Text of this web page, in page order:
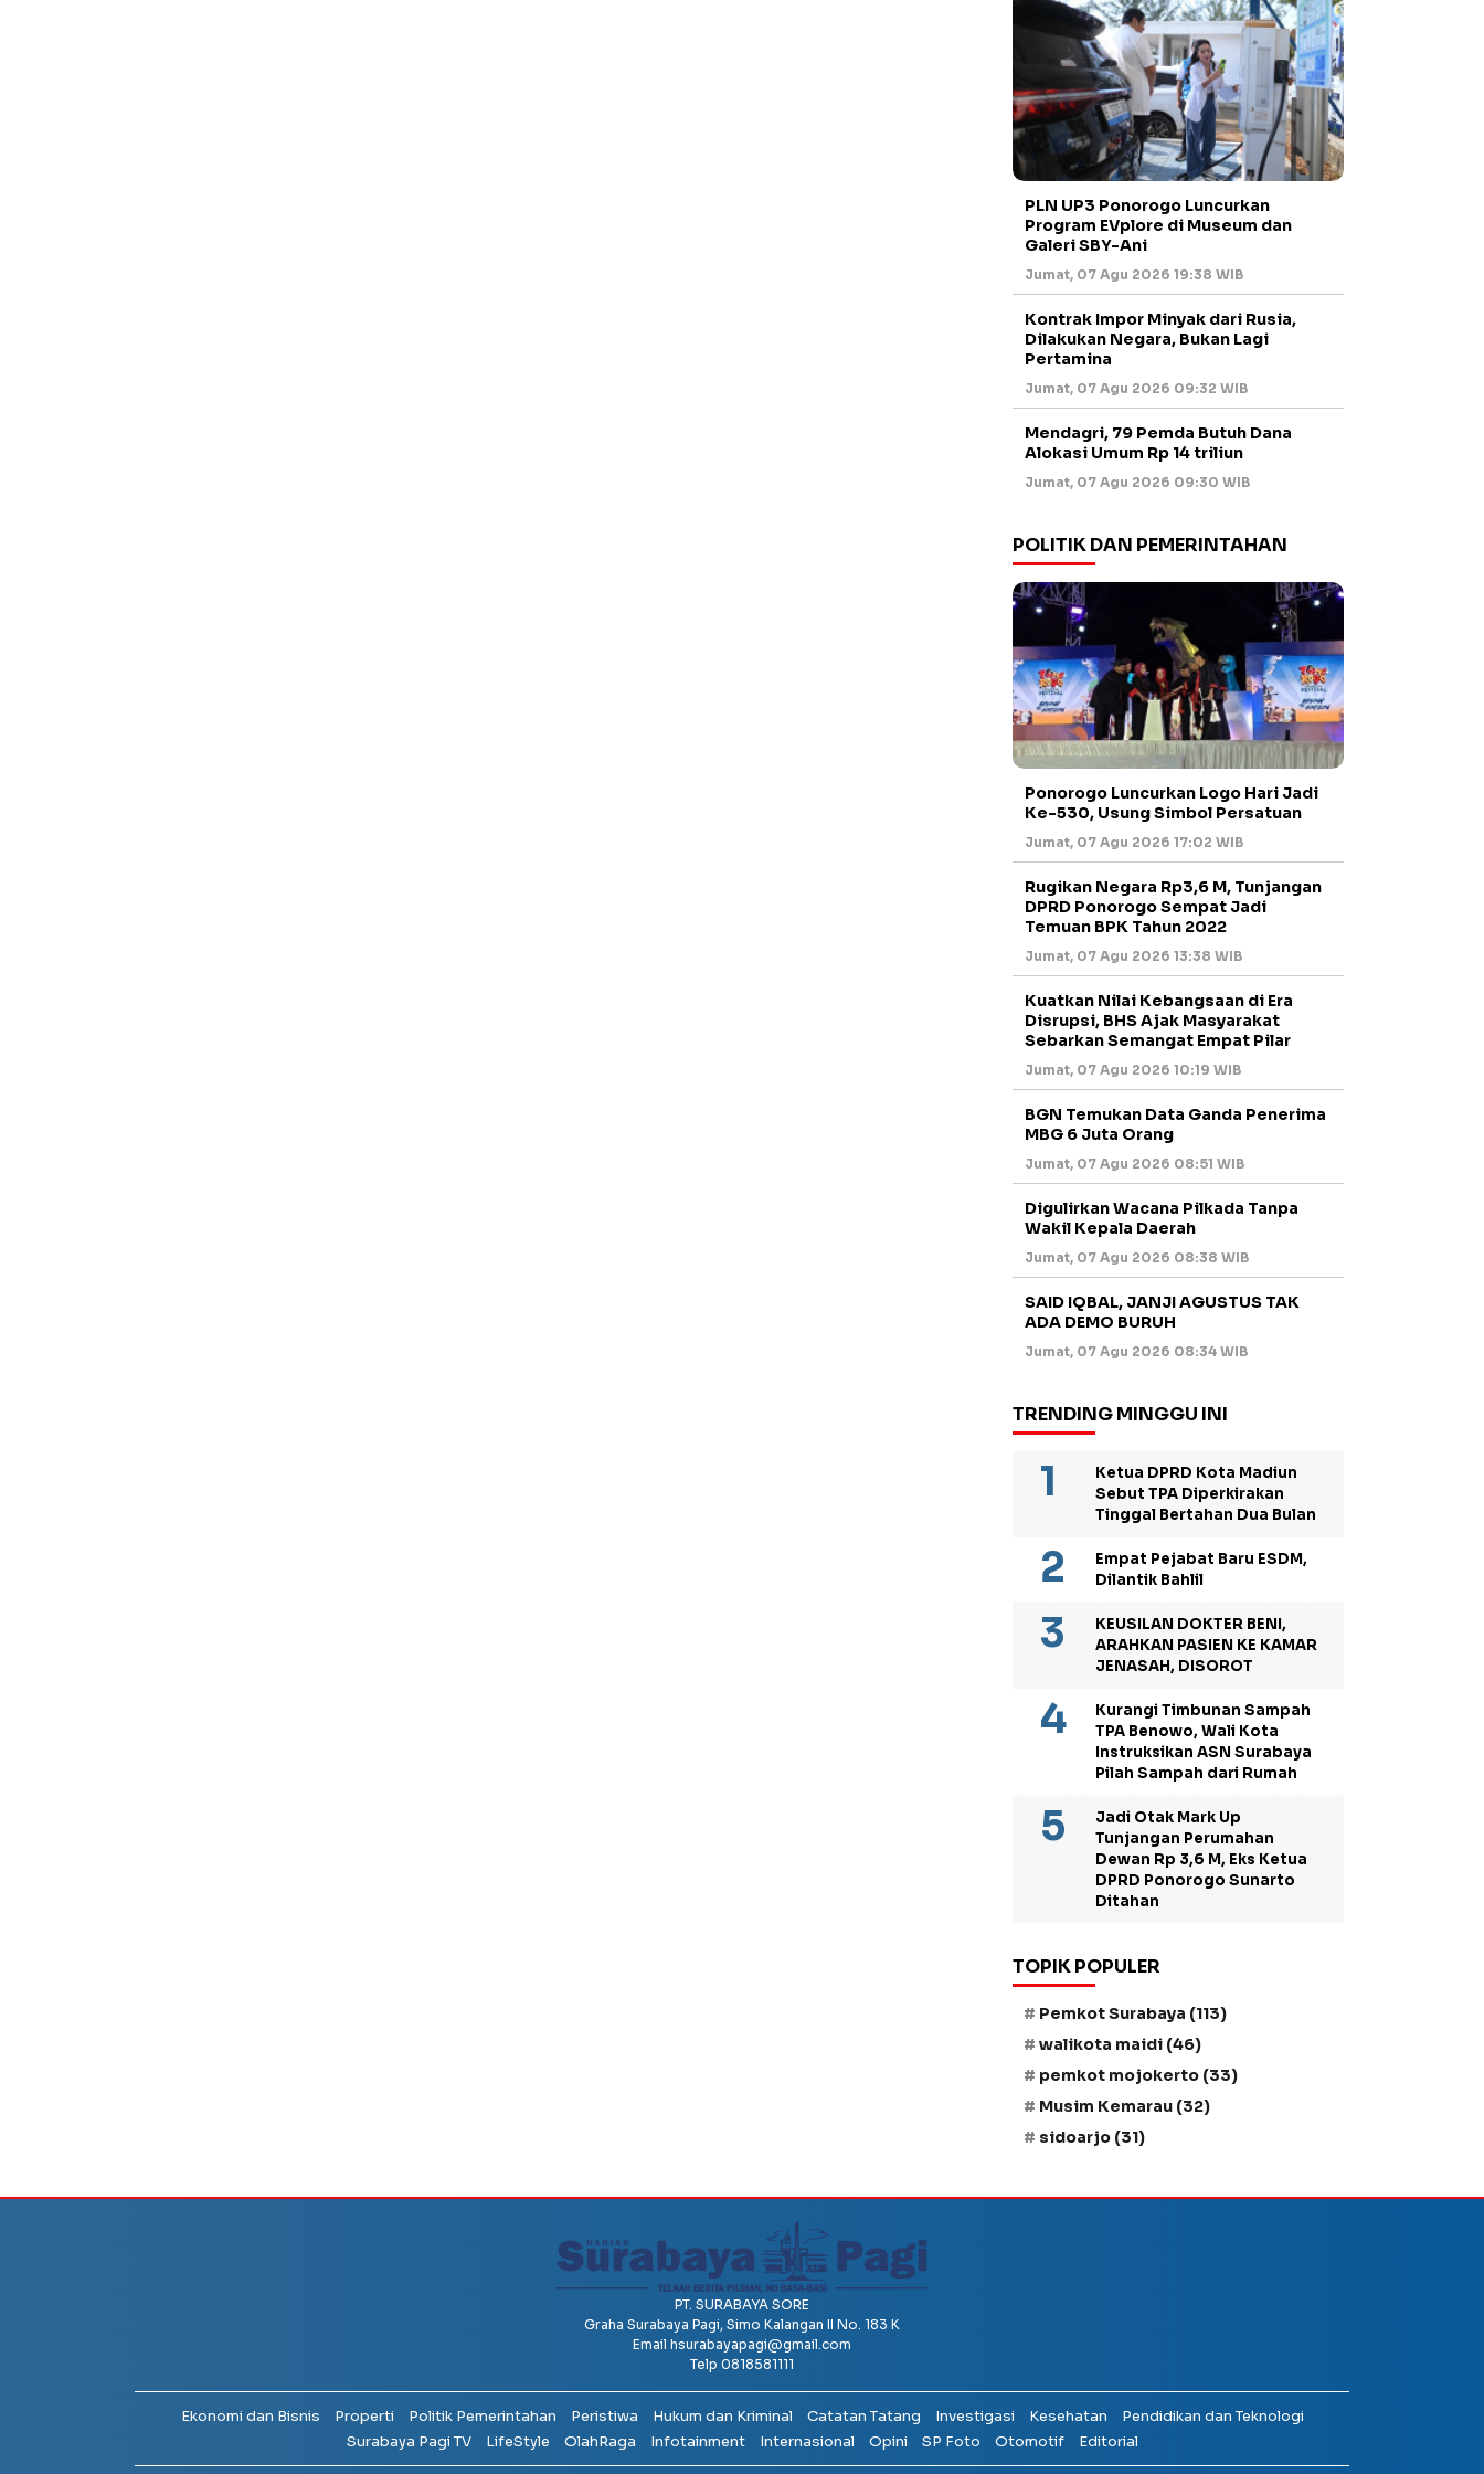
PLN UP3 Ponorogo Luncurkan
Program EVplore di Museum dan
Galeri SBY-Ani
Jumat, 07 Agu 2026 19:38 WIB
Kontrak Impor Minyak dari Rusia,
Dilakukan Negara, Bukan Lagi
Pertamina
Jumat, 07 Agu 2026 09:32 WIB
Mendagri, 79 Pemda Butuh Dana
Alokasi Umum Rp 14 triliun
Jumat, 07 Agu 2026 09:30 WIB
POLITIK DAN PEMERINTAHAN
Ponorogo Luncurkan Logo Hari Jadi
Ke-530, Usung Simbol Persatuan
Jumat, 07 Agu 2026 17:02 WIB
Rugikan Negara Rp3,6 M, Tunjangan
DPRD Ponorogo Sempat Jadi
Temuan BPK Tahun 2022
Jumat, 07 Agu 2026 13:38 WIB
Kuatkan Nilai Kebangsaan di Era
Disrupsi, BHS Ajak Masyarakat
Sebarkan Semangat Empat Pilar
Jumat, 07 Agu 2026 10:19 WIB
BGN Temukan Data Ganda Penerima
MBG 6 Juta Orang
Jumat, 07 Agu 2026 08:51 WIB
Digulirkan Wacana Pilkada Tanpa
Wakil Kepala Daerah
Jumat, 07 Agu 2026 08:38 WIB
SAID IQBAL, JANJI AGUSTUS TAK
ADA DEMO BURUH
Jumat, 07 Agu 2026 08:34 WIB
TRENDING MINGGU INI
Ketua DPRD Kota Madiun
Sebut TPA Diperkirakan
Tinggal Bertahan Dua Bulan
Empat Pejabat Baru ESDM,
Dilantik Bahlil
KEUSILAN DOKTER BENI,
ARAHKAN PASIEN KE KAMAR
JENASAH, DISOROT
Kurangi Timbunan Sampah
TPA Benowo, Wali Kota
Instruksikan ASN Surabaya
Pilah Sampah dari Rumah
Jadi Otak Mark Up
Tunjangan Perumahan
Dewan Rp 3,6 M, Eks Ketua
DPRD Ponorogo Sunarto
Ditahan
TOPIK POPULER
Pemkot Surabaya (113)
walikota maidi (46)
pemkot mojokerto (33)
Musim Kemarau (32)
sidoarjo (31)
PT. SURABAYA SORE
Graha Surabaya Pagi, Simo Kalangan II No. 183 K
Email hsurabayapagi@gmail.com
Telp 0818581111
Ekonomi dan Bisnis Properti Politik Pemerintahan Peristiwa Hukum dan Kriminal Catatan Tatang Investigasi Kesehatan
Pendidikan dan Teknologi
Surabaya Pagi TV
LifeStyle OlahRaga Infotainment Internasional Opini SP Foto Otomotif Editorial